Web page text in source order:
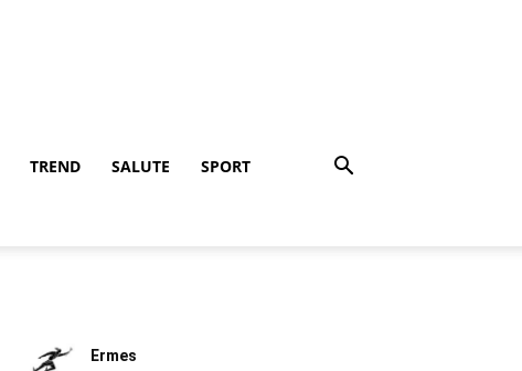
TREND SALUTE SPORT
Ermes